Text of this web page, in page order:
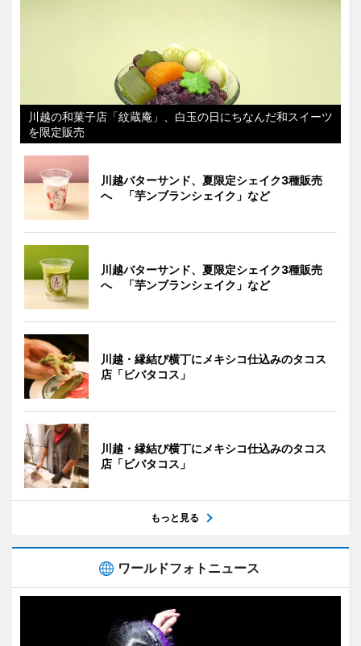
川越の和菓子店「紋蔵庵」、白玉の日にちなんだ和スイーツ
を限定販売
川越バターサンド、夏限定シェイク3種販売
へ 「芋ンブランシェイク」など
川越バターサンド、夏限定シェイク3種販売
へ 「芋ンブランシェイク」など
川越・縁結び横丁にメキシコ仕込みのタコス
店「ビバタコス」
川越・縁結び横丁にメキシコ仕込みのタコス
店「ビバタコス」
もっと見る
ワールドフォトニュース